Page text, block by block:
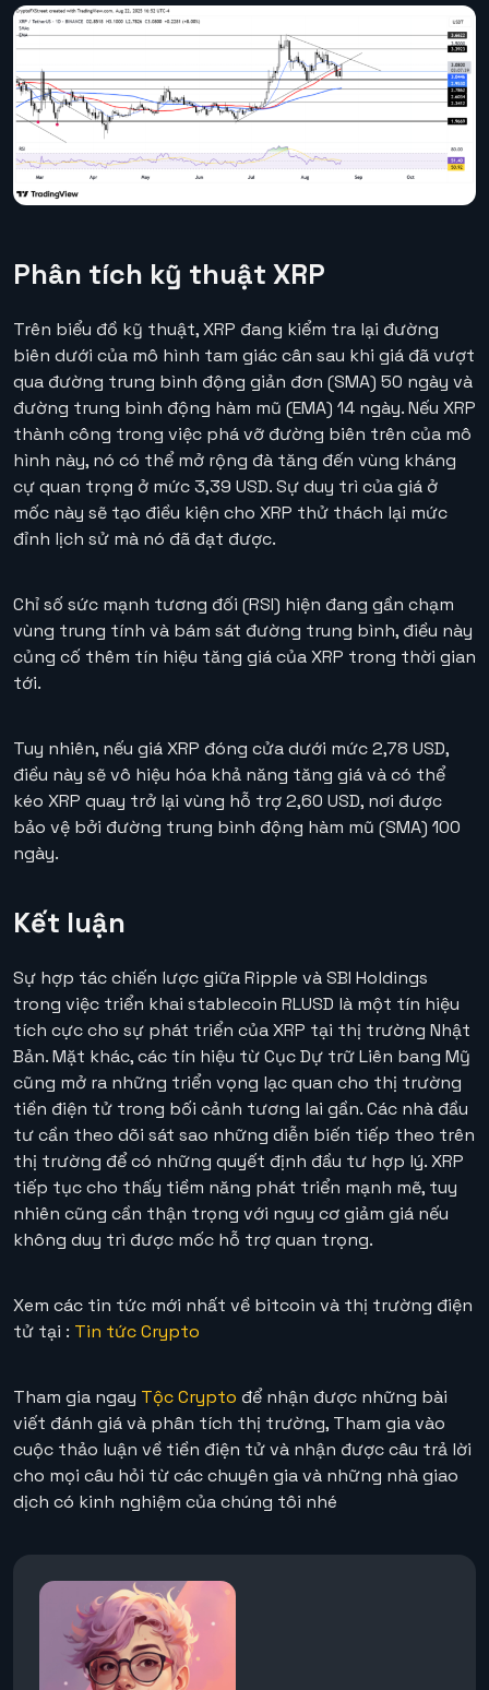
Phân tích kỹ thuật XRP
Trên biểu đồ kỹ thuật, XRP đang kiểm tra lại đường
biên dưới của mô hình tam giác cân sau khi giá đã vượt
qua đường trung bình động giản đơn (SMA) 50 ngày và
đường trung bình động hàm mũ (EMA) 14 ngày. Nếu XRP
thành công trong việc phá vỡ đường biên trên của mô
hình này, nó có thể mở rộng đà tăng đến vùng kháng
cự quan trọng ở mức 3,39 USD. Sự duy trì của giá ở
mốc này sẽ tạo điều kiện cho XRP thử thách lại mức
đỉnh lịch sử mà nó đã đạt được.
Chỉ số sức mạnh tương đối (RSI) hiện đang gần chạm
vùng trung tính và bám sát đường trung bình, điều này
củng cố thêm tín hiệu tăng giá của XRP trong thời gian
tới.
Tuy nhiên, nếu giá XRP đóng cửa dưới mức 2,78 USD,
điều này sẽ vô hiệu hóa khả năng tăng giá và có thể
kéo XRP quay trở lại vùng hỗ trợ 2,60 USD, nơi được
bảo vệ bởi đường trung bình động hàm mũ (SMA) 100
ngày.
Kết luận
Sự hợp tác chiến lược giữa Ripple và SBI Holdings
trong việc triển khai stablecoin RLUSD là một tín hiệu
tích cực cho sự phát triển của XRP tại thị trường Nhật
Bản. Mặt khác, các tín hiệu từ Cục Dự trữ Liên bang Mỹ
cũng mở ra những triển vọng lạc quan cho thị trường
tiền điện tử trong bối cảnh tương lai gần. Các nhà đầu
tư cần theo dõi sát sao những diễn biến tiếp theo trên
thị trường để có những quyết định đầu tư hợp lý. XRP
tiếp tục cho thấy tiềm năng phát triển mạnh mẽ, tuy
nhiên cũng cần thận trọng với nguy cơ giảm giá nếu
không duy trì được mốc hỗ trợ quan trọng.
Xem các tin tức mới nhất về bitcoin và thị trường điện
tử tại : Tin tức Crypto
Tham gia ngay Tộc Crypto để nhận được những bài
viết đánh giá và phân tích thị trường, Tham gia vào
cuộc thảo luận về tiền điện tử và nhận được câu trả lời
cho mọi câu hỏi từ các chuyên gia và những nhà giao
dịch có kinh nghiệm của chúng tôi nhé